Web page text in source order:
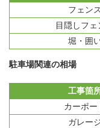
フェンス
目隠しフェ
堀・囲
駐車場関連の相場
工事箇
カーポー
ガレー